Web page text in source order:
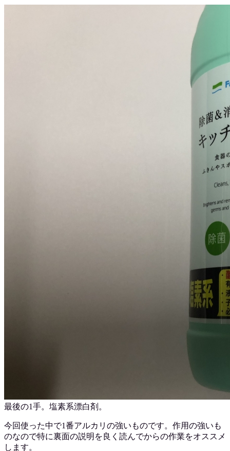
最後の1手。塩素系漂白剤。
今回使った中で1番アルカリの強いものです。作用の強いも
のなので特に裏面の説明を良く読んでからの作業をオススメ
します。